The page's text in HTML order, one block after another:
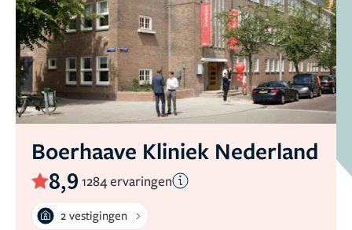
Boerhaave Kliniek Nederland
8,9 1284 ervaringen
2 vestigingen